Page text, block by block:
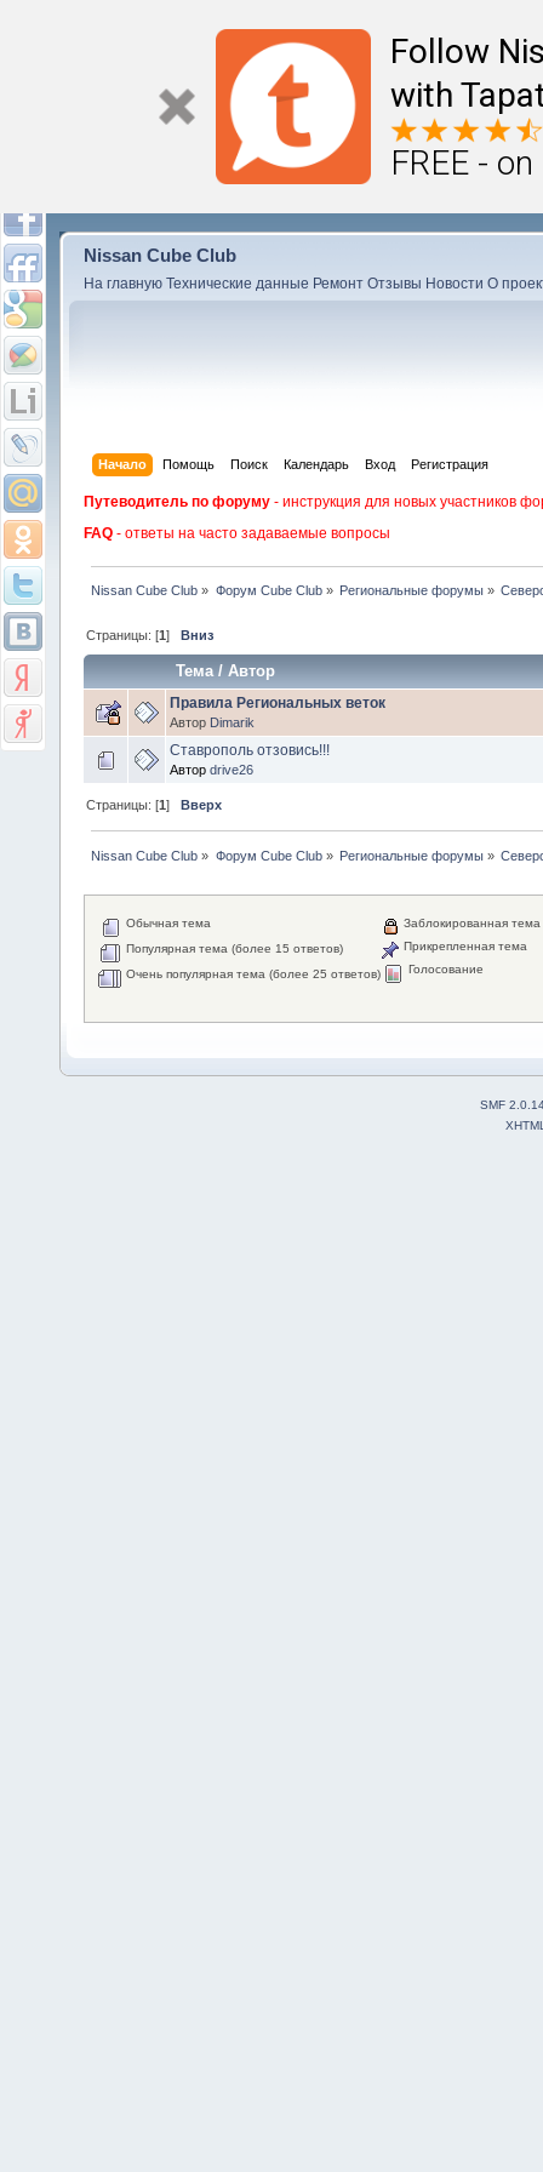
Follow
with
FREE -
Nissan Cube Club
На главную Технические данные Ремонт Отзывы Новости О
Начало Помощь Поиск Календарь Вход Регистрация
Путеводитель по форуму - инструкция для новых участников
FAQ - ответы на часто задаваемые вопросы
Nissan Cube Club » Форум Cube Club» Региональные форумы»
Страницы: [1]Вниз
Тема/Автор
Правила Региональных веток
Автор Dimarik
Ставрополь отзовись!!!
Автор drive26
Страницы: [1]Вверх
Nissan Cube Club » Форум Cube Club» Региональные форумы»
Обычная тема
Популярная тема (более 15 ответов)
Очень популярная тема (более 25 ответов)
Заблокированная тема
Прикрепленная тема
Голосование
SMF